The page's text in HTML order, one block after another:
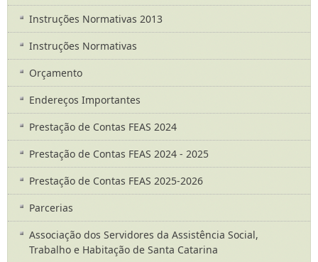
Instruções Normativas 2013
Instruções Normativas
Orçamento
Endereços Importantes
Prestação de Contas FEAS 2024
Prestação de Contas FEAS 2024 - 2025
Prestação de Contas FEAS 2025-2026
Parcerias
Associação dos Servidores da Assistência Social,
Trabalho e Habitação de Santa Catarina